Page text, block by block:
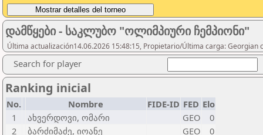
დამწყები - საკლუბო "ოლიმპიური ჩემპიონი"
Última actualización14.06.2026 15:48:15, Propietario/Última carga: Georgian
Search for player
Ranking inicial
No. Nombre FIDE-ID FED Elo
1
ახვერდოვი, ომარი GEO
0
2
ბარძიმაძე, იოანე GEO
0